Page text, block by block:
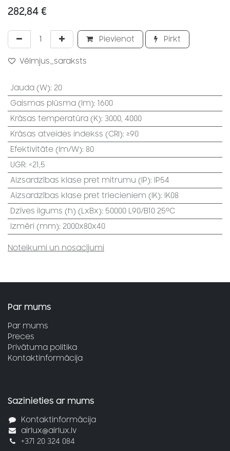
282,84 €
Pievienot Pirkt
Vēlmjus_saraksts
Jauda (W): 20
Gaismas plūsma (lm): 1600
Krāsas temperatūra (K): 3000, 4000
Krāsas atveides indekss (CRI): ≥90
Efektivitāte (lm/W): 80
UGR: <21,5
Aizsardzības klase pret mitrumu (IP): IP54
Aizsardzības klase pret triecieniem (IK): IK08
Dzīves ilgums (h) (LxBx): 50000 L90/B10 25⁰C
Izmēri (mm): 2000x80x40
Noteikumi un nosacījumi
Par mums
Par mums
Preces
Privātuma politika
Kontaktinformācija
Sazinieties ar mums
Kontaktinformācija
airlux@airlux.lv
+371 20 324 084